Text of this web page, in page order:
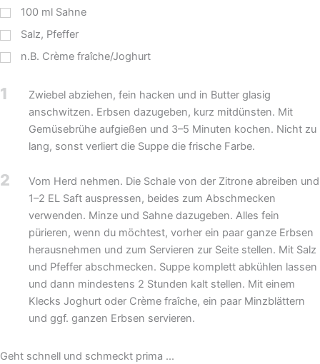
100 ml Sahne
Salz, Pfeffer
n.B. Crème fraîche/Joghurt
1
Zwiebel abziehen, fein hacken und in Butter glasig
anschwitzen. Erbsen dazugeben, kurz mitdünsten. Mit
Gemüsebrühe aufgießen und 3–5 Minuten kochen. Nicht zu
lang, sonst verliert die Suppe die frische Farbe.
2
Vom Herd nehmen. Die Schale von der Zitrone abreiben und
1–2 EL Saft auspressen, beides zum Abschmecken
verwenden. Minze und Sahne dazugeben. Alles fein
pürieren, wenn du möchtest, vorher ein paar ganze Erbsen
herausnehmen und zum Servieren zur Seite stellen. Mit Salz
und Pfeffer abschmecken. Suppe komplett abkühlen lassen
und dann mindestens 2 Stunden kalt stellen. Mit einem
Klecks Joghurt oder Crème fraîche, ein paar Minzblättern
und ggf. ganzen Erbsen servieren.
Geht schnell und schmeckt prima ...